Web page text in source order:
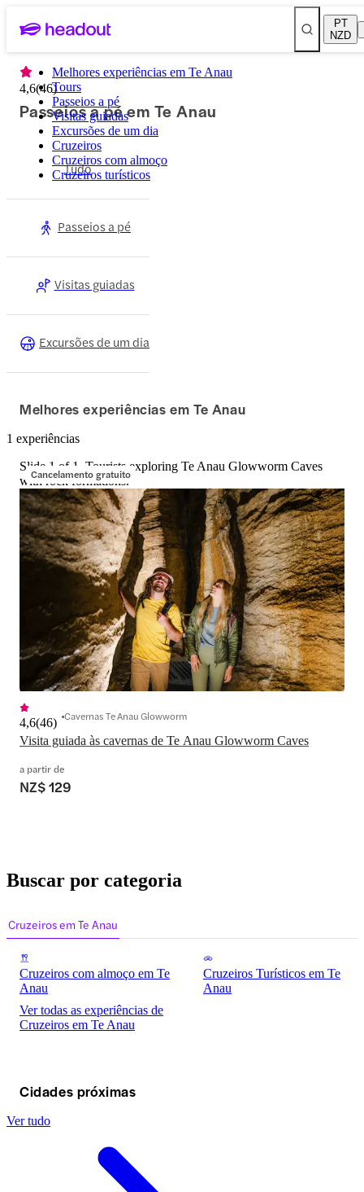
PT
NZD
Melhores experiências em Te Anau
Tours
Passeios a pé
Visitas guiadas
Excursões de um dia
Cruzeiros
Cruzeiros com almoço
Cruzeiros turísticos
4,6(46)
Passeios a pé em Te Anau
Tudo
Passeios a pé
Visitas guiadas
Excursões de um dia
Melhores experiências em Te Anau
1 experiências
Cancelamento gratuito
Slide 1 of 1, Tourists exploring Te Anau Glowworm Caves
with rock formations.
Visita guiada às cavernas de Te Anau Glowworm Caves
4,6(46) Cavernas Te Anau Glowworm
a partir de
NZ$ 129
Buscar por categoria
Cruzeiros em Te Anau
Cruzeiros com almoço em Te
Anau
Cruzeiros Turísticos em Te
Anau
Ver todas as experiências de
Cruzeiros em Te Anau
Cidades próximas
Ver tudo